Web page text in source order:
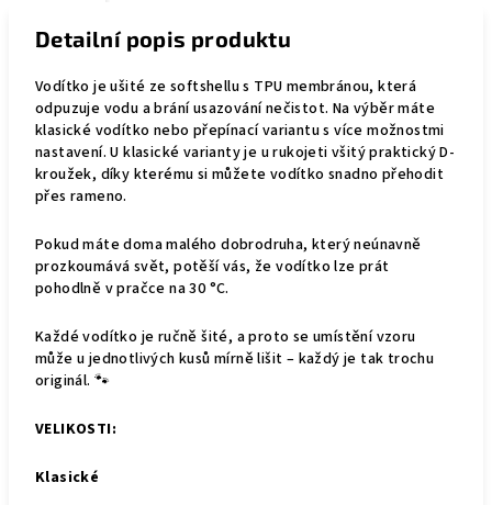
Detailní popis produktu
Vodítko je ušité ze softshellu s TPU membránou, která
odpuzuje vodu a brání usazování nečistot. Na výběr máte
klasické vodítko nebo přepínací variantu s více možnostmi
nastavení. U klasické varianty je u rukojeti všitý praktický D-
kroužek, díky kterému si můžete vodítko snadno přehodit
přes rameno.
Pokud máte doma malého dobrodruha, který neúnavně
prozkoumává svět, potěší vás, že vodítko lze prát
pohodlně v pračce na 30 °C.
Každé vodítko je ručně šité, a proto se umístění vzoru
může u jednotlivých kusů mírně lišit – každý je tak trochu
originál. 🐾
VELIKOSTI:
Klasické